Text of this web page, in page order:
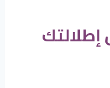
إطلالتك